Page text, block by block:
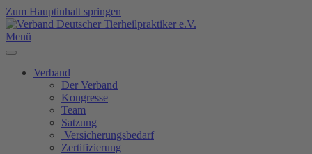
Zum Hauptinhalt springen
Menü
Verband
Der Verband
Kongresse
Team
Satzung
Versicherungsbedarf
Zertifizierung